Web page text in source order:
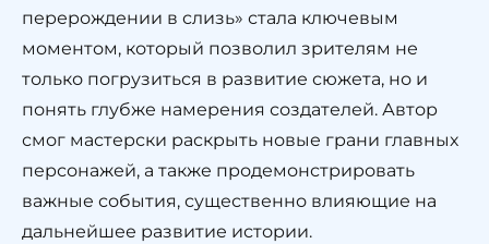
перерождении в слизь» стала ключевым
моментом, который позволил зрителям не
только погрузиться в развитие сюжета, но и
понять глубже намерения создателей. Автор
смог мастерски раскрыть новые грани главных
персонажей, а также продемонстрировать
важные события, существенно влияющие на
дальнейшее развитие истории.